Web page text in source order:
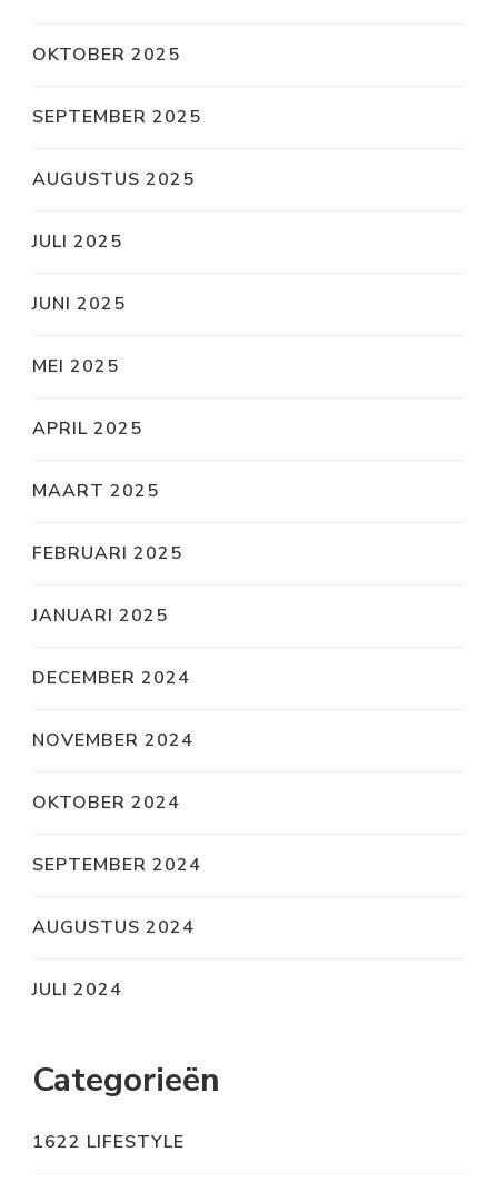
OKTOBER 2025
SEPTEMBER 2025
AUGUSTUS 2025
JULI 2025
JUNI 2025
MEI 2025
APRIL 2025
MAART 2025
FEBRUARI 2025
JANUARI 2025
DECEMBER 2024
NOVEMBER 2024
OKTOBER 2024
SEPTEMBER 2024
AUGUSTUS 2024
JULI 2024
Categorieën
1622 LIFESTYLE